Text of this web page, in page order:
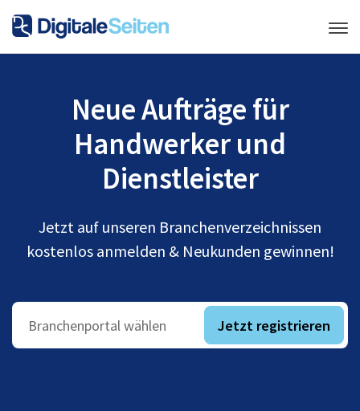
Neue Aufträge für
Handwerker und
Dienstleister
Jetzt auf unseren Branchenverzeichnissen
kostenlos anmelden & Neukunden gewinnen!
Branchenportal wählen Jetzt registrieren